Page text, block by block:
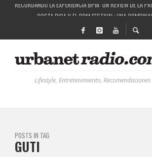
COSTA RICA Y EL BPM FESTIVAL: UNA
RUTAS NATURBANAS: EL PROYECTO QUE ESTÁ
LA HISTORIA DETRÁS DE LA MÚSICA ELECTRÓNICA: BBC
Lifestyle, Entretenimiento, Recomendaciones
POSTS IN TAG
GUTI